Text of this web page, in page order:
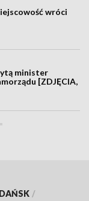
wróci
minister
[ZDJĘCIA,
/